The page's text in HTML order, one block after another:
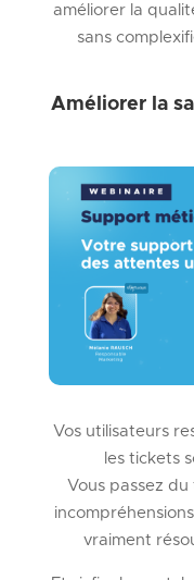
améliorer la
sans
Améliorer la
Vos utilisateurs
les tickets
Vous passez
vraiment